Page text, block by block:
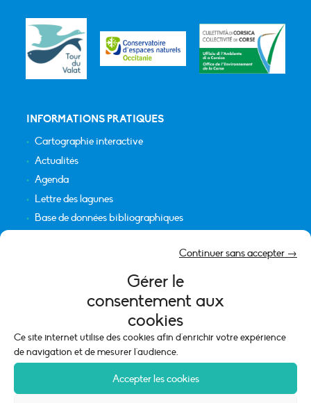
Gérer le
consentement aux
cookies
Ce site internet utilise des cookies afin d'enrichir votre expérience
de navigation et de mesurer l'audience.
Accepter les cookies
Continuer sans accepter →
INFORMATIONS PRATIQUES
Cartographie interactive
Actualités
Agenda
Lettre des lagunes
Base de données bibliographiques
Mentions légales
Politique de cookies (UE)